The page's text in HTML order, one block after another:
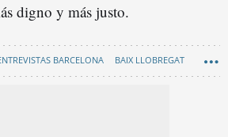
digno y más justo.
BARCELONA BAIX LLOBREGAT